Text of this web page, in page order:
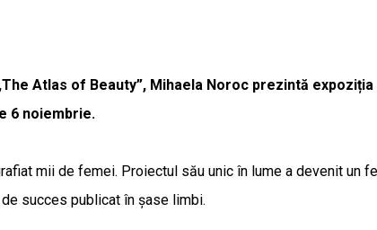
Atlas of Beauty”, Mihaela Noroc prezintă expoziția
6 noiembrie.
mii de femei. Proiectul său unic în lume a devenit un
succes publicat în șase limbi.